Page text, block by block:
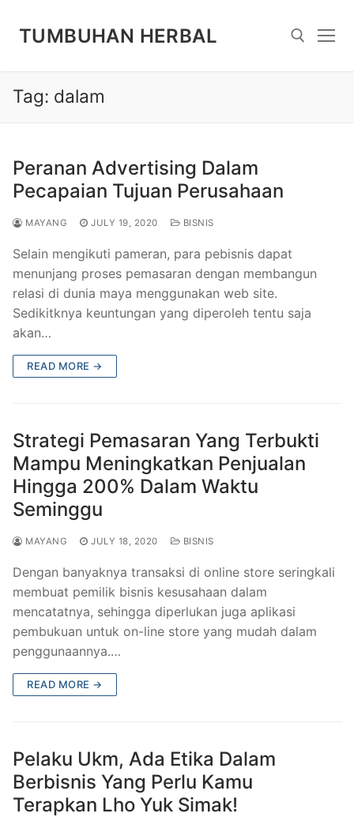
content
TUMBUHAN HERBAL
Tag: dalam
Peranan Advertising Dalam
Pecapaian Tujuan Perusahaan
MAYANG JULY 19, 2020 BISNIS
Selain mengikuti pameran, para pebisnis dapat
menunjang proses pemasaran dengan membangun
relasi di dunia maya menggunakan web site.
Sedikitknya keuntungan yang diperoleh tentu saja
akan…
READ MORE →
Strategi Pemasaran Yang Terbukti
Mampu Meningkatkan Penjualan
Hingga 200% Dalam Waktu
Seminggu
MAYANG JULY 18, 2020 BISNIS
Dengan banyaknya transaksi di online store seringkali
membuat pemilik bisnis kesusahaan dalam
mencatatnya, sehingga diperlukan juga aplikasi
pembukuan untuk on-line store yang mudah dalam
penggunaannya.…
READ MORE →
Pelaku Ukm, Ada Etika Dalam
Berbisnis Yang Perlu Kamu
Terapkan Lho Yuk Simak!